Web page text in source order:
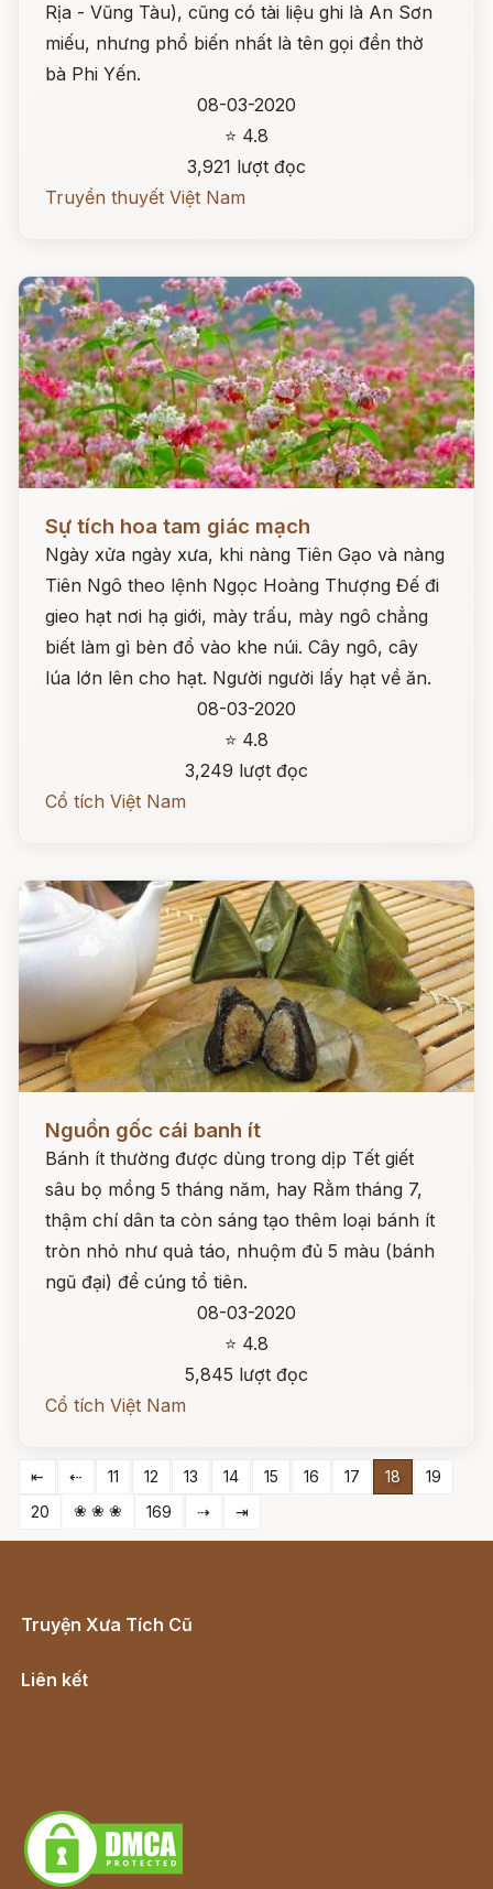
Rịa - Vũng Tàu), cũng có tài liệu ghi là An Sơn
miếu, nhưng phổ biến nhất là tên gọi đền thờ
bà Phi Yến.
08-03-2020
⭐ 4.8
3,921 lượt đọc
Truyền thuyết Việt Nam
Sự tích hoa tam giác mạch
Ngày xửa ngày xưa, khi nàng Tiên Gạo và nàng
Tiên Ngô theo lệnh Ngọc Hoàng Thượng Đế đi
gieo hạt nơi hạ giới, mày trấu, mày ngô chẳng
biết làm gì bèn đổ vào khe núi. Cây ngô, cây
lúa lớn lên cho hạt. Người người lấy hạt về ăn.
08-03-2020
⭐ 4.8
3,249 lượt đọc
Cổ tích Việt Nam
Đọc ngay
Nguồn gốc cái banh ít
Bánh ít thường được dùng trong dịp Tết giết
sâu bọ mồng 5 tháng năm, hay Rằm tháng 7,
thậm chí dân ta còn sáng tạo thêm loại bánh ít
tròn nhỏ như quả táo, nhuộm đủ 5 màu (bánh
ngũ đại) để cúng tổ tiên.
08-03-2020
⭐ 4.8
5,845 lượt đọc
Cổ tích Việt Nam
⇤ ⇠ 11 12 13 14 15 16 17 18
19
20
❀ ❀ ❀ 169 ⇢ ⇥
Truyện Xưa Tích Cũ
Liên kết